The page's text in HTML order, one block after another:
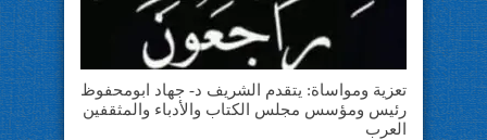
تعزية ومواساة: يتقدم الشريف د- جهاد ابومحفوظ
رئيس ومؤسس مجلس الكتاب والأدباء والمثقفين
العرب